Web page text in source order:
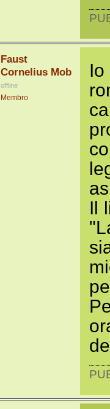
Faust
Cornelius Mob
offline
Membro
Il